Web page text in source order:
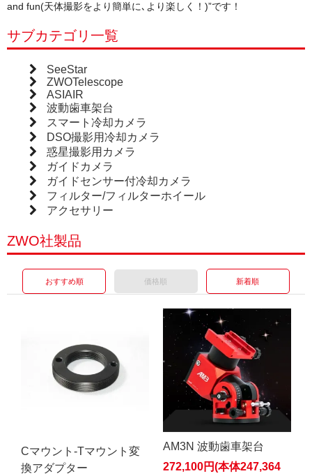
and fun(天体撮影をより簡単に､より楽しく！)”です！
サブカテゴリ一覧
SeeStar
ZWOTelescope
ASIAIR
波動歯車架台
スマート冷却カメラ
DSO撮影用冷却カメラ
惑星撮影用カメラ
ガイドカメラ
ガイドセンサー付冷却カメラ
フィルター/フィルターホイール
アクセサリー
ZWO社製品
おすすめ順 価格順 新着順
Cマウント-Tマウント変
換アダプター
AM3N 波動歯車架台
272,100円(本体247,364